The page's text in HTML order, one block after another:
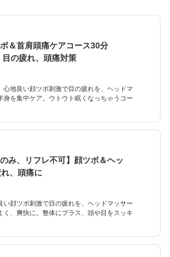
＆首肩頭痛ケアコース30分
の疲れ、頭痛対策
心地良い顔ツボ刺激で目の疲れを、ヘッドマ
身を集中ケア。ウトウト眠くなっちゃうコー
み、リフレ不可】顔ツボ＆ヘッ
、頭痛に
い顔ツボ刺激で目の疲れを、ヘッドマッサー
く、爽快に。整体にプラス、頭や目をスッキ